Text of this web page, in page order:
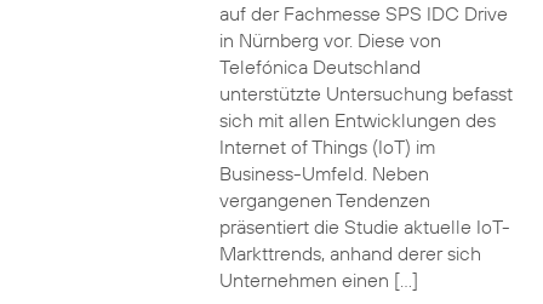
auf der Fachmesse SPS IDC Drive
in Nürnberg vor. Diese von
Telefónica Deutschland
unterstützte Untersuchung befasst
sich mit allen Entwicklungen des
Internet of Things (IoT) im
Business-Umfeld. Neben
vergangenen Tendenzen
präsentiert die Studie aktuelle IoT-
Markttrends, anhand derer sich
Unternehmen einen […]